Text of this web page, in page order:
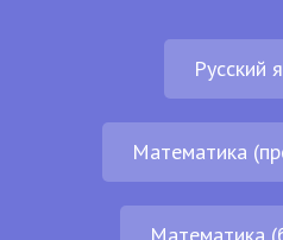
Русский
Математика
Математика